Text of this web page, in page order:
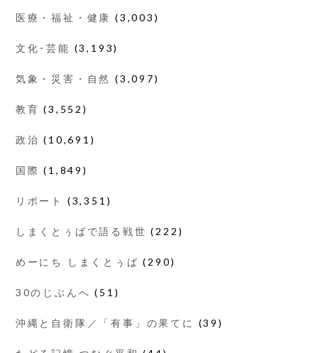
医療・福祉・健康 (3,003)
文化･芸能 (3,193)
気象・災害・自然 (3,097)
教育 (3,552)
政治 (10,691)
国際 (1,849)
リポート (3,351)
しまくとぅばで語る戦世 (222)
めーにち しまくとぅば (290)
30のじぶんへ (51)
沖縄と自衛隊／「有事」の果てに (39)